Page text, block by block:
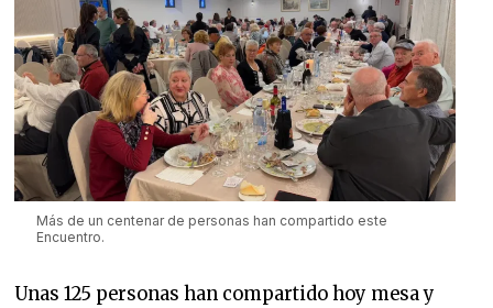
Más de un centenar de personas han compartido este
Encuentro.
Unas 125 personas han compartido hoy mesa y